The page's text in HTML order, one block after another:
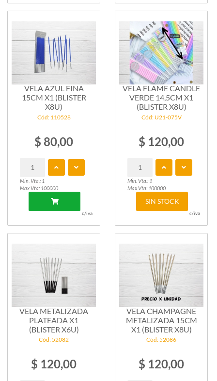
VELA AZUL FINA
15CM X1 (BLISTER
X8U)
Cód: 110528
$ 80,00
Min. Vta.: 1
Max Vta: 100000
c/iva
VELA FLAME CANDLE
VERDE 14,5CM X1
(BLISTER X8U)
Cód: U21-075V
$ 120,00
Min. Vta.: 1
Max Vta: 100000
SIN STOCK
c/iva
VELA METALIZADA
PLATEADA X1
(BLISTER X6U)
Cód: 52082
$ 120,00
VELA CHAMPAGNE
METALIZADA 15CM
X1 (BLISTER X8U)
Cód: 52086
$ 120,00